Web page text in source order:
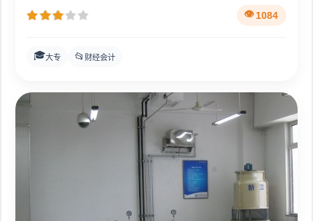
1084
🎓大专 📂 财经会计